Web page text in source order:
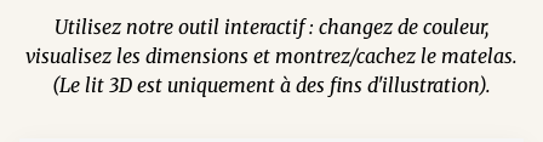
Utilisez notre outil interactif : changez de couleur,
visualisez les dimensions et montrez/cachez le matelas.
(Le lit 3D est uniquement à des fins d'illustration).